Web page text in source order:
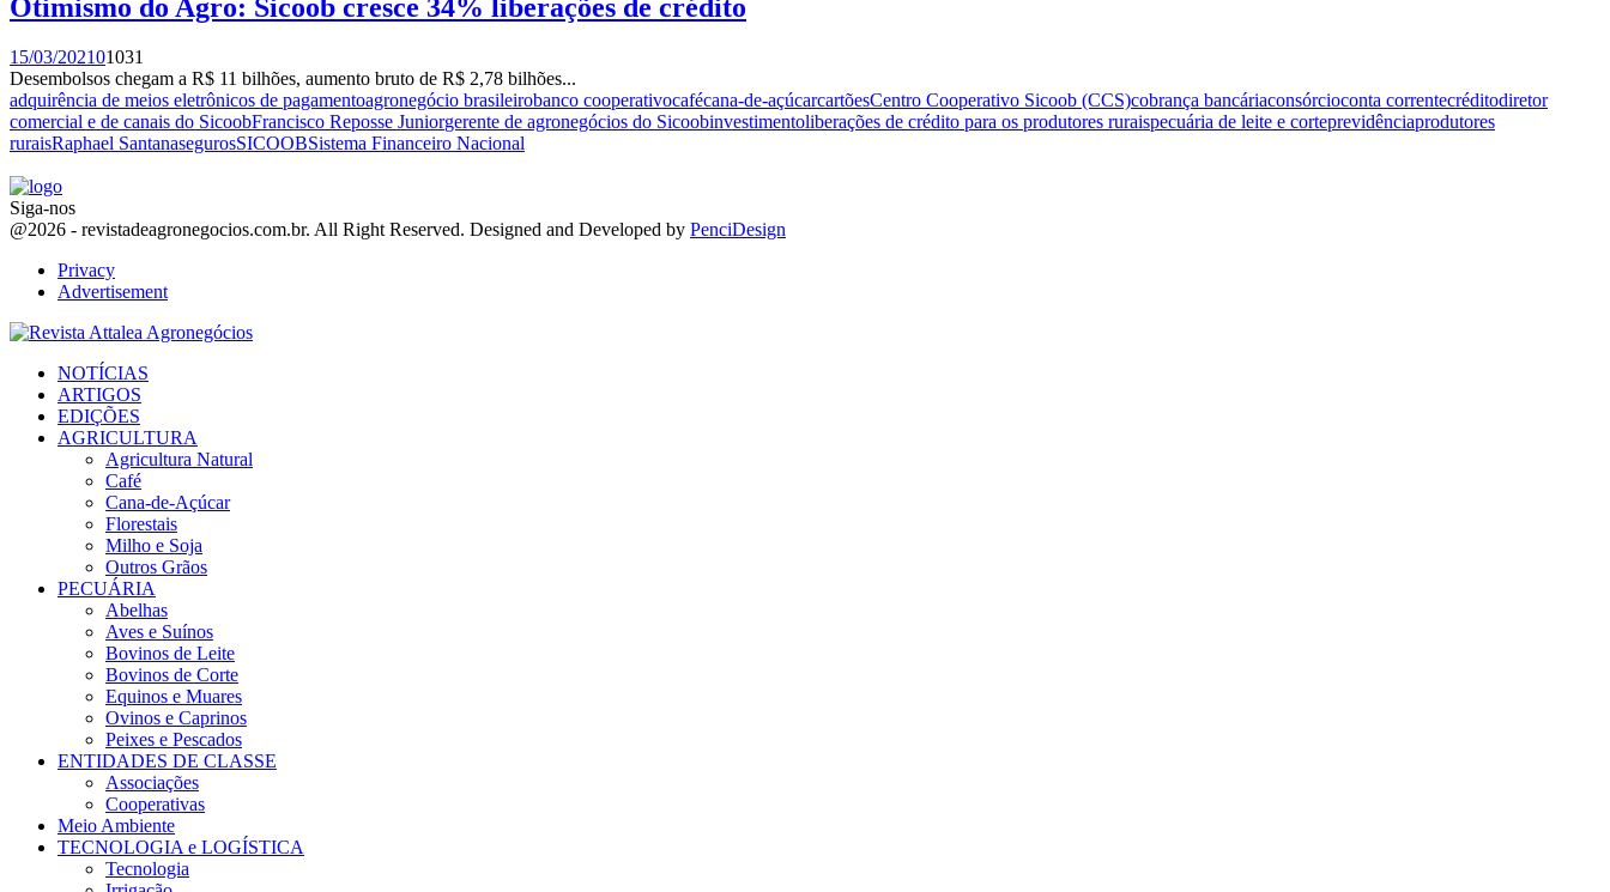
Otimismo do Agro: Sicoob cresce 34% liberações de crédito
15/03/202101031
Desembolsos chegam a R$ 11 bilhões, aumento bruto de R$ 2,78 bilhões...
adquirência de meios eletrônicos de pagamentoagronegócio brasileirobanco cooperativocafécana-de-açúcarcartõesCentro Cooperativo Sicoob (CCS)cobrança bancáriaconsórcioconta correntecréditodiretor
comercial e de canais do SicoobFrancisco Reposse Juniorgerente de agronegócios do Sicoobinvestimentoliberações de crédito para os produtores ruraispecuária de leite e corteprevidênciaprodutores
ruraisRaphael SantanasegurosSICOOBSistema Financeiro Nacional
Siga-nos
Facebook
Twitter
Instagram
Linkedin
Youtube
Email
@2026 - revistadeagronegocios.com.br. All Right Reserved. Designed and Developed by PenciDesign
Privacy
Advertisement
NOTÍCIAS
ARTIGOS
EDIÇÕES
AGRICULTURA
Agricultura Natural
Café
Cana-de-Açúcar
Florestais
Milho e Soja
Outros Grãos
PECUÁRIA
Abelhas
Aves e Suínos
Bovinos de Leite
Bovinos de Corte
Equinos e Muares
Ovinos e Caprinos
Peixes e Pescados
ENTIDADES DE CLASSE
Associações
Cooperativas
Meio Ambiente
TECNOLOGIA e LOGÍSTICA
Tecnologia